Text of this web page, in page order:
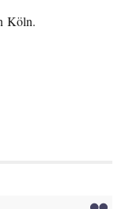
Köln.